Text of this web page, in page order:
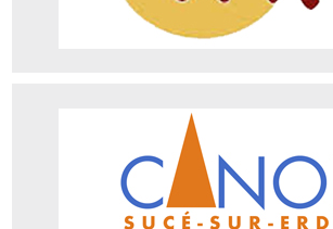
Canoë-Kayak de Sucé sur Erdre
Adresse : 158 Route de la Papinière, 44240 Sucé-
Téléphone : 06 15 67 18 62
http://www.club-kayak-erdre.fr/